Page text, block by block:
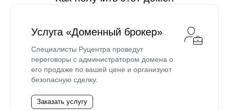
Услуга «Доменный брокер»
Специалисты Руцентра проведут
переговоры с администратором домена о
его продаже по вашей цене и организуют
безопасную сделку.
Заказать услугу